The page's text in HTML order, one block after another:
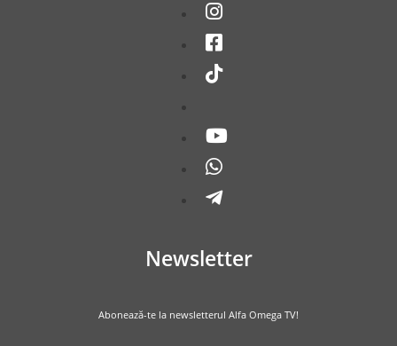
Newsletter
Abonează-te la newsletterul Alfa Omega TV!